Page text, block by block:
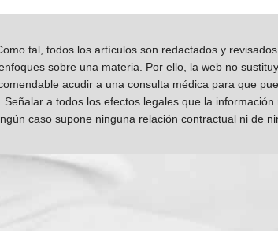
tal, todos los artículos son redactados y
sobre una materia. Por ello, la web no
acudir a una consulta médica para que
a todos los efectos legales que la
caso supone ninguna relación contractual ni de